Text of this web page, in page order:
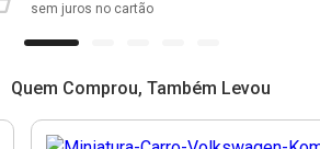
sem juros no cartão
Quem Comprou, Também Levou